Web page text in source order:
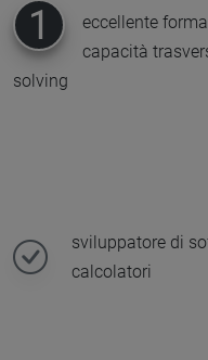
1
eccellente
capacità
solving
sviluppatore di
calcolatori